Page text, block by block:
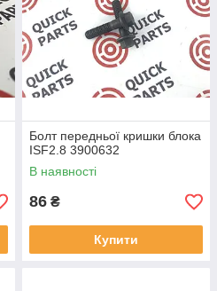
Болт передньої кришки блока
ISF2.8 3900632
В наявності
86 ₴
Купити